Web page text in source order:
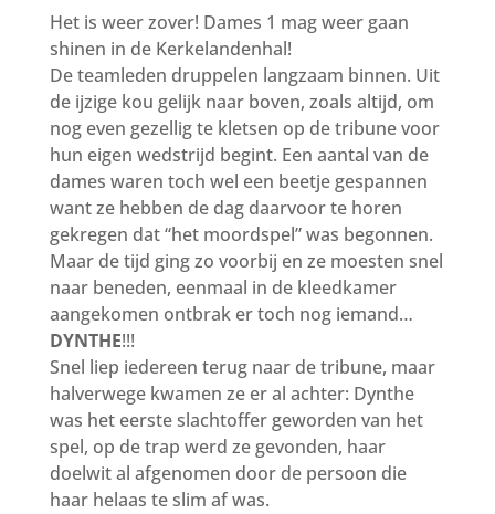
Het is weer zover! Dames 1 mag weer gaan
shinen in de Kerkelandenhal!
De teamleden druppelen langzaam binnen. Uit
de ijzige kou gelijk naar boven, zoals altijd, om
nog even gezellig te kletsen op de tribune voor
hun eigen wedstrijd begint. Een aantal van de
dames waren toch wel een beetje gespannen
want ze hebben de dag daarvoor te horen
gekregen dat “het moordspel” was begonnen.
Maar de tijd ging zo voorbij en ze moesten snel
naar beneden, eenmaal in de kleedkamer
aangekomen ontbrak er toch nog iemand…
DYNTHE!!!
Snel liep iedereen terug naar de tribune, maar
halverwege kwamen ze er al achter: Dynthe
was het eerste slachtoffer geworden van het
spel, op de trap werd ze gevonden, haar
doelwit al afgenomen door de persoon die
haar helaas te slim af was.